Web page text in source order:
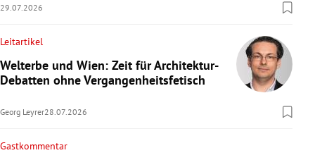
29.07.2026
Leitartikel
Welterbe und Wien: Zeit für Architektur-
Debatten ohne Vergangenheitsfetisch
Georg Leyrer28.07.2026
Gastkommentar